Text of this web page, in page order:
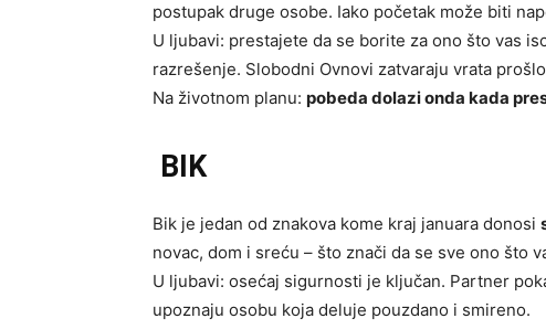
postupak druge osobe. Iako početak može biti
U ljubavi: prestajete da se borite za ono što vas
razrešenje. Slobodni Ovnovi zatvaraju vrata
Na životnom planu: pobeda dolazi onda kada
BIK
Bik je jedan od znakova kome kraj januara donosi
novac, dom i sreću – što znači da se sve ono što
U ljubavi: osećaj sigurnosti je ključan. Partner
upoznaju osobu koja deluje pouzdano i smireno.